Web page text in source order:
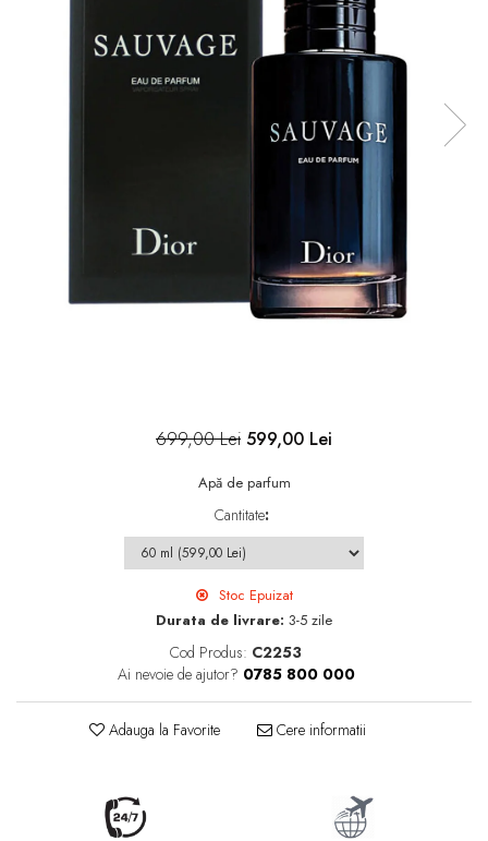
699,00 Lei 599,00 Lei
Apă de parfum
Cantitate:
Stoc Epuizat
Durata de livrare: 3-5 zile
Cod Produs: C2253
Ai nevoie de ajutor? 0785 800 000
Adauga la Favorite Cere informatii